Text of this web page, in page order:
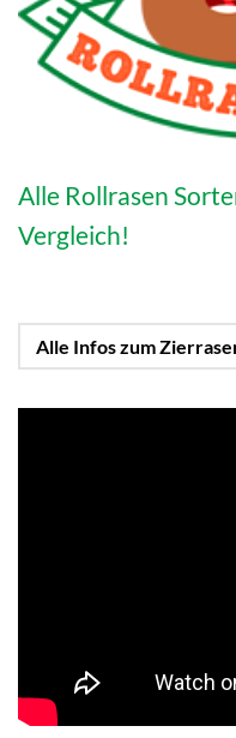
Alle Rollrasen
Vergleich!
Alle Infos zum